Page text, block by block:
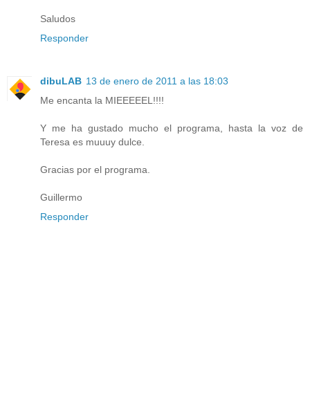
Saludos
Responder
dibuLAB 13 de enero de 2011 a las 18:03
Me encanta la MIEEEEEL!!!!
Y me ha gustado mucho el programa, hasta la voz de
Teresa es muuuy dulce.
Gracias por el programa.
Guillermo
Responder